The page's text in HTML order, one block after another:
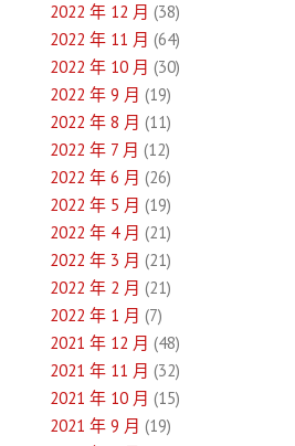
2022 年 12 月 (38)
2022 年 11 月 (64)
2022 年 10 月 (30)
2022 年 9 月 (19)
2022 年 8 月 (11)
2022 年 7 月 (12)
2022 年 6 月 (26)
2022 年 5 月 (19)
2022 年 4 月 (21)
2022 年 3 月 (21)
2022 年 2 月 (21)
2022 年 1 月 (7)
2021 年 12 月 (48)
2021 年 11 月 (32)
2021 年 10 月 (15)
2021 年 9 月 (19)